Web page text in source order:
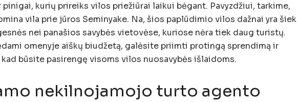
kurių prireiks vilos priežiūrai laikui bėgant. Pavyzdžiui, tarkime,
vila prie jūros Seminyake. Na, šios paplūdimio vilos dažnai yra šiek
nei panašios savybės vietovėse, kuriose nėra tiek daug turistų.
omenyje aiškų biudžetą, galėsite priimti protingą sprendimą ir
būsite pasirengę visoms vilos nuosavybės išlaidoms.
nekilnojamojo turto agento